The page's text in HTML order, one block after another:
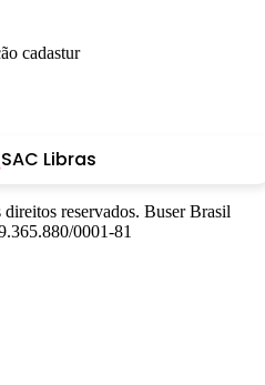
SAC Libras
reservados. Buser Brasil
0001-81